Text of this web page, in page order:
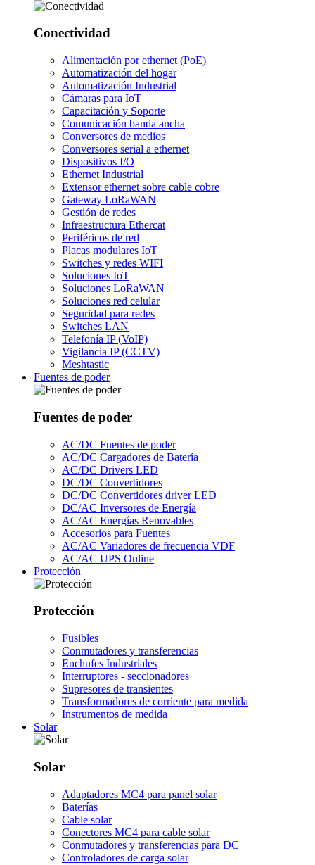
Conectividad
Alimentación por ethernet (PoE)
Automatización del hogar
Automatización Industrial
Cámaras para IoT
Capacitación y Soporte
Comunicación banda ancha
Conversores de medios
Conversores serial a ethernet
Dispositivos I/O
Ethernet Industrial
Extensor ethernet sobre cable cobre
Gateway LoRaWAN
Gestión de redes
Infraestructura Ethercat
Periféricos de red
Placas modulares IoT
Switches y redes WIFI
Soluciones IoT
Soluciones LoRaWAN
Soluciones red celular
Seguridad para redes
Switches LAN
Telefonía IP (VoIP)
Vigilancia IP (CCTV)
Meshtastic
Fuentes de poder
Fuentes de poder
AC/DC Fuentes de poder
AC/DC Cargadores de Batería
AC/DC Drivers LED
DC/DC Convertidores
DC/DC Convertidores driver LED
DC/AC Inversores de Energía
AC/AC Energías Renovables
Accesorios para Fuentes
AC/AC Variadores de frecuencia VDF
AC/AC UPS Online
Protección
Protección
Fusibles
Conmutadores y transferencias
Enchufes Industriales
Interruptores - seccionadores
Supresores de transientes
Transformadores de corriente para medida
Instrumentos de medida
Solar
Solar
Adaptadores MC4 para panel solar
Baterías
Cable solar
Conectores MC4 para cable solar
Conmutadores y transferencias para DC
Controladores de carga solar